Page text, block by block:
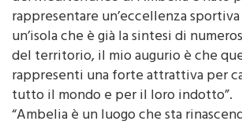
del Mediterraneo di Ambelia è nato
rappresentare un’eccellenza
un’isola che è già la sintesi di
del territorio, il mio augurio è che
rappresenti una forte attrattiva per